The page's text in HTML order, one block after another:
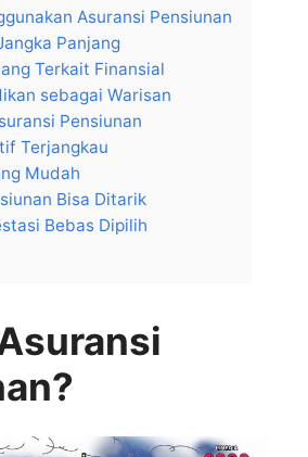
Asuransi Pensiunan
Panjang
Terkait Finansial
sebagai Warisan
Pensiunan
Terjangkau
Mudah
Bisa Ditarik
Bebas Dipilih